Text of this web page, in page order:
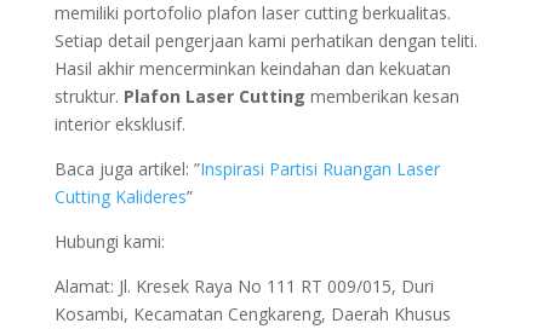
memiliki portofolio plafon laser cutting berkualitas.
Setiap detail pengerjaan kami perhatikan dengan teliti.
Hasil akhir mencerminkan keindahan dan kekuatan
struktur. Plafon Laser Cutting memberikan kesan
interior eksklusif.
Baca juga artikel: ”Inspirasi Partisi Ruangan Laser
Cutting Kalideres”
Hubungi kami:
Alamat: Jl. Kresek Raya No 111 RT 009/015, Duri
Kosambi, Kecamatan Cengkareng, Daerah Khusus